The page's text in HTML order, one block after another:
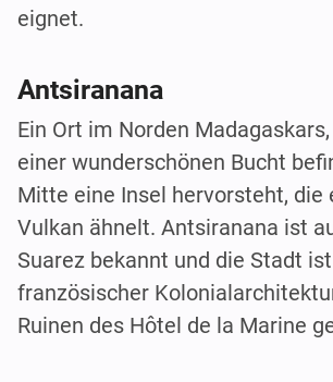
eignet.
Antsiranana
Ein Ort im Norden
einer wunderschönen Bucht
Mitte eine Insel hervorsteht, die
Vulkan ähnelt. Antsiranana ist
Suarez bekannt und die Stadt
französischer
Ruinen des Hôtel de la Marine